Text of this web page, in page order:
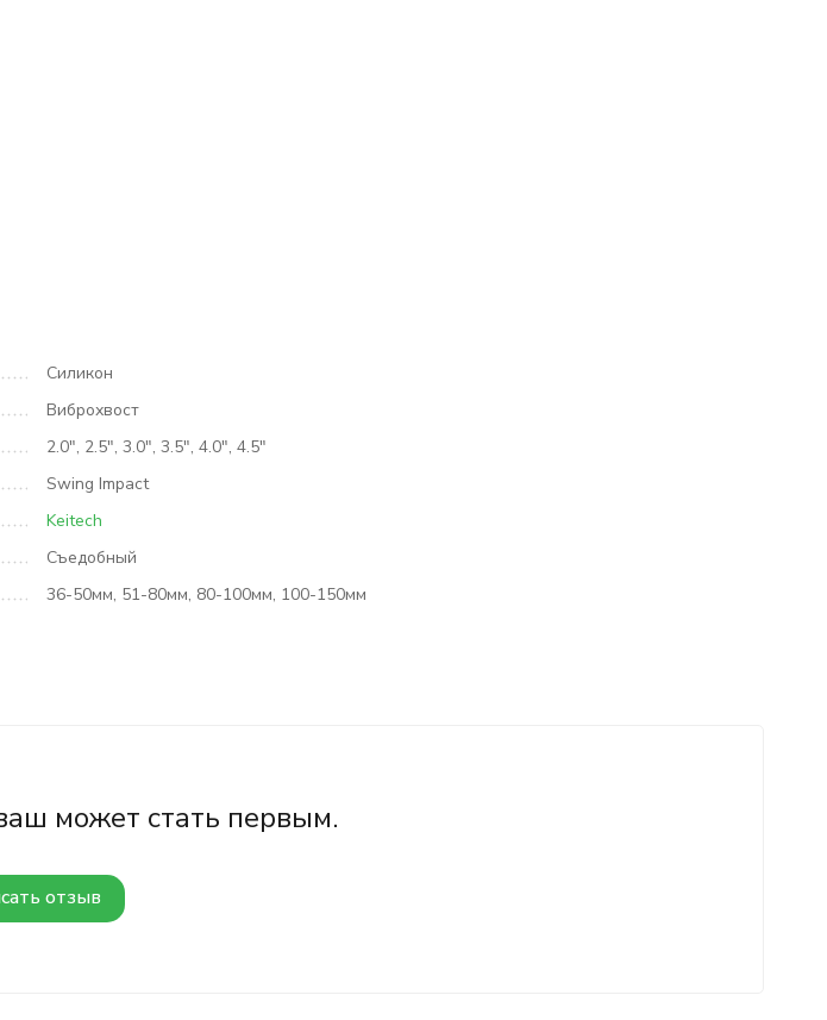
Силикон
Виброхвост
2.0", 2.5", 3.0", 3.5", 4.0", 4.5"
Swing Impact
Keitech
Съедобный
36-50мм, 51-80мм, 80-100мм, 100-150мм
может стать первым.
отзыв